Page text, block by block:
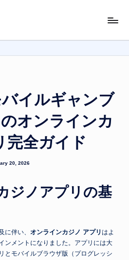
イルギャンブ
オンラインカ
完全ガイド
20, 2026
ジノアプリの基
に伴い、 オンラインカジノ アプリ はよ
ンメントになりました。アプリには大
とモバイルブラウザ版（プログレッシ